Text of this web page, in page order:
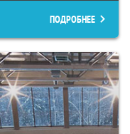
ПОДРОБНЕЕ